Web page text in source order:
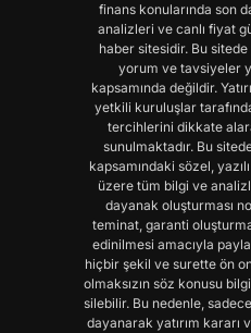
finans konularında son
analizleri ve canlı fiyat
haber sitesidir. Bu
yorum ve tavsiyeler
kapsamında değildir.
yetkili kuruluşlar
tercihlerini dikkate
sunulmaktadır. Bu
kapsamındaki sözel,
üzere tüm bilgi ve
dayanak oluşturması
teminat, garanti
edinilmesi amacıyla
hiçbir şekil ve surette ön
olmaksızın söz konusu
silebilir. Bu nedenle,
dayanarak yatırım